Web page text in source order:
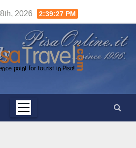
2026 2:39:28 PM